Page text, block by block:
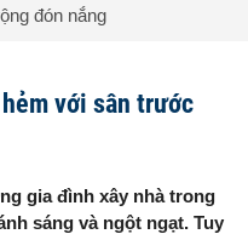
đón nắng
với sân trước
gia đình xây nhà trong
sáng và ngột ngạt. Tuy